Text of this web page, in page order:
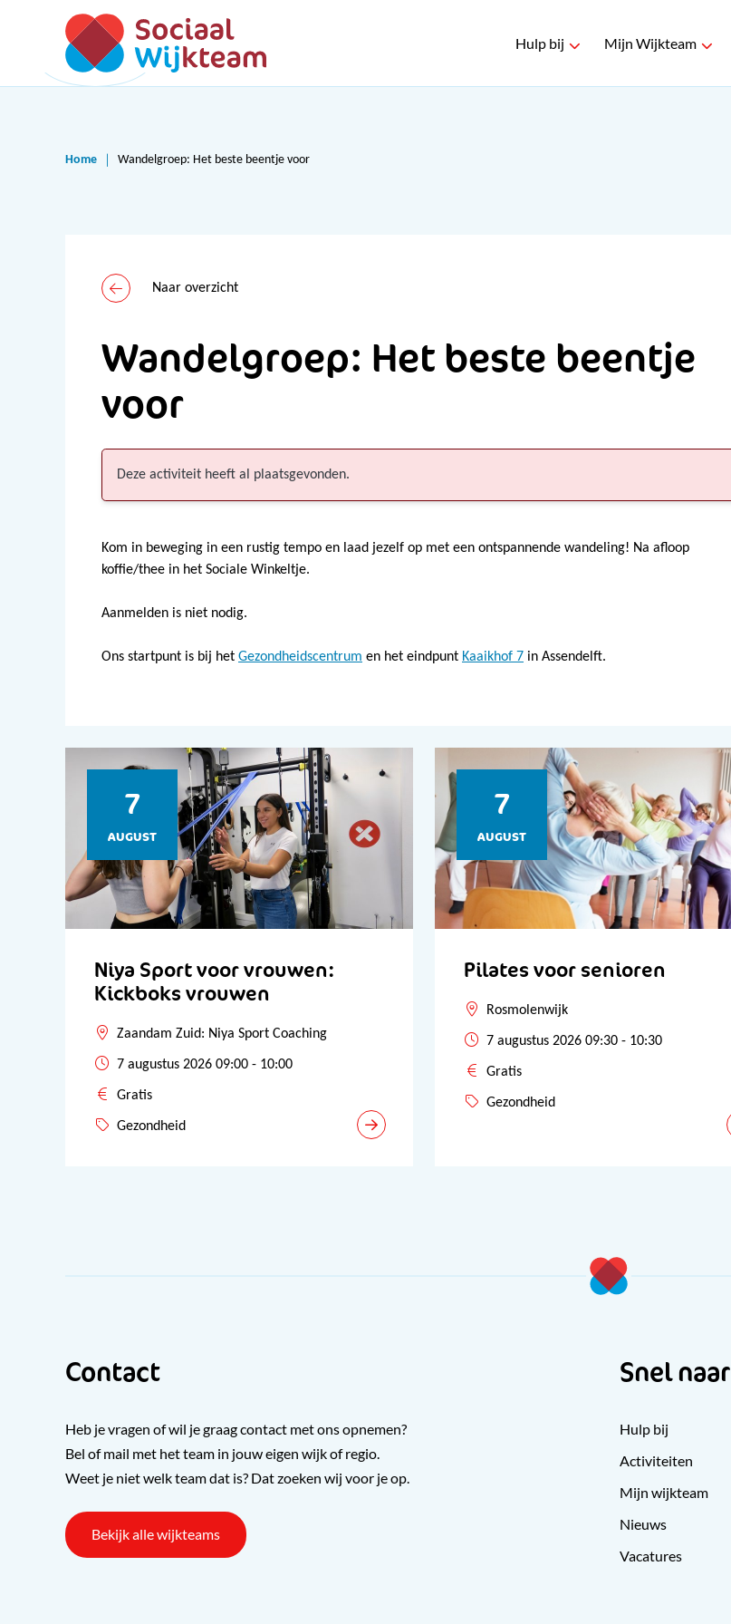
Hulp bij Mijn Wijkteam
Home Wandelgroep: Het beste beentje voor
Naar overzicht
Wandelgroep: Het beste beentje
voor
Deze activiteit heeft al plaatsgevonden.
Kom in beweging in een rustig tempo en laad jezelf op met een ontspannende wandeling! Na afloop
koffie/thee in het Sociale Winkeltje.
Aanmelden is niet nodig.
Ons startpunt is bij het Gezondheidscentrum en het eindpunt Kaaikhof 7 in Assendelft.
Niya Sport voor vrouwen:
Kickboks vrouwen
7
AUGUST
Zaandam Zuid: Niya Sport Coaching
7 augustus 2026 09:00 - 10:00
Gratis
Gezondheid
Pilates voor senioren
7
AUGUST
Rosmolenwijk
7 augustus 2026 09:30 - 10:30
Gratis
Gezondheid
Contact
Heb je vragen of wil je graag contact met ons opnemen?
Bel of mail met het team in jouw eigen wijk of regio.
Weet je niet welk team dat is? Dat zoeken wij voor je op.
Bekijk alle wijkteams
Snel naar
Hulp bij
Activiteiten
Mijn wijkteam
Nieuws
Vacatures